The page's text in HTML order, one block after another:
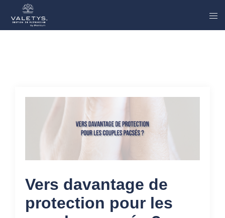
Vers davantage de
protection pour les